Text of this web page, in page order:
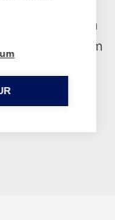
slóð
að tryggja sem
heldur áfram
vafraköku